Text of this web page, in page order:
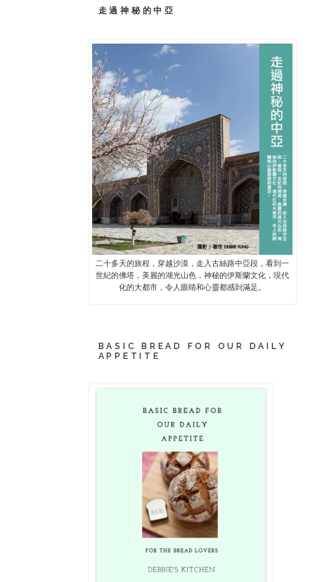
走過神秘的中亞
二十多天的旅程，穿越沙漠，走入古絲路中亞段，看到一
世紀的佛塔，美麗的湖光山色，神秘的伊斯蘭文化，現代
化的大都市，令人眼睛和心靈都感到滿足。
BASIC BREAD FOR OUR DAILY
APPETITE